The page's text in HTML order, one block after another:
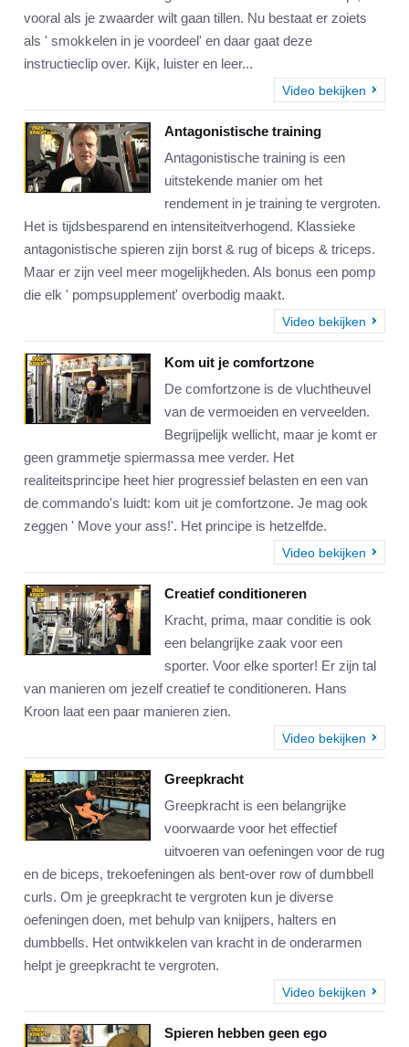
vooral als je zwaarder wilt gaan tillen. Nu bestaat er zoiets
als ' smokkelen in je voordeel' en daar gaat deze
instructieclip over. Kijk, luister en leer...
Video bekijken
Antagonistische training
Antagonistische training is een
uitstekende manier om het
rendement in je training te vergroten.
Het is tijdsbesparend en intensiteitverhogend. Klassieke
antagonistische spieren zijn borst & rug of biceps & triceps.
Maar er zijn veel meer mogelijkheden. Als bonus een pomp
die elk ' pompsupplement' overbodig maakt.
Video bekijken
Kom uit je comfortzone
De comfortzone is de vluchtheuvel
van de vermoeiden en verveelden.
Begrijpelijk wellicht, maar je komt er
geen grammetje spiermassa mee verder. Het
realiteitsprincipe heet hier progressief belasten en een van
de commando's luidt: kom uit je comfortzone. Je mag ook
zeggen ' Move your ass!'. Het principe is hetzelfde.
Video bekijken
Creatief conditioneren
Kracht, prima, maar conditie is ook
een belangrijke zaak voor een
sporter. Voor elke sporter! Er zijn tal
van manieren om jezelf creatief te conditioneren. Hans
Kroon laat een paar manieren zien.
Video bekijken
Greepkracht
Greepkracht is een belangrijke
voorwaarde voor het effectief
uitvoeren van oefeningen voor de rug
en de biceps, trekoefeningen als bent-over row of dumbbell
curls. Om je greepkracht te vergroten kun je diverse
oefeningen doen, met behulp van knijpers, halters en
dumbbells. Het ontwikkelen van kracht in de onderarmen
helpt je greepkracht te vergroten.
Video bekijken
Spieren hebben geen ego